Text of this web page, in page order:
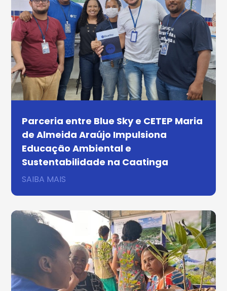
Parceria entre Blue Sky e CETEP Maria
de Almeida Araújo Impulsiona
Educação Ambiental e
Sustentabilidade na Caatinga
SAIBA MAIS